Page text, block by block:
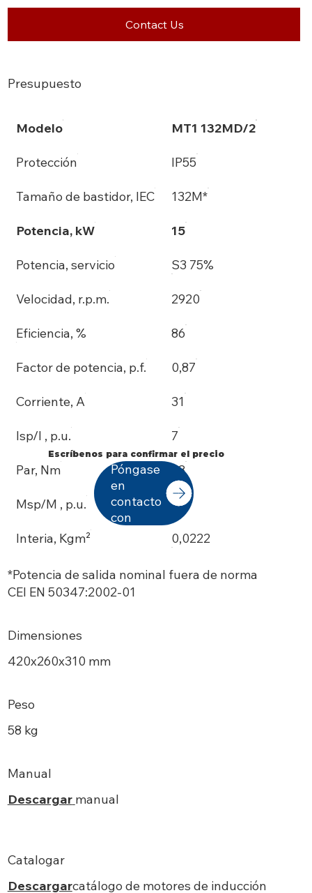
Contact Us
Presupuesto
Modelo MT1 132MD/2
Protección IP55
Tamaño de bastidor, IEC 132M*
Potencia, kW 15
Potencia, servicio S3 75%
Velocidad, r.p.m. 2920
Eficiencia, % 86
Factor de potencia, p.f. 0,87
Corriente, A 31
Isp/I , p.u. 7
Par, Nm 38
Msp/M , p.u. 2,3
Interia, Kgm² 0,0222
*Potencia de salida nominal fuera de norma
CEI EN 50347:2002-01
Dimensiones
420х260x310 mm
Peso
58 kg
Manual
Descargar manual
Catalogar
Descargarcatálogo de motores de inducción
Escríbenos para confirmar el precio
Póngase
en
contacto
con